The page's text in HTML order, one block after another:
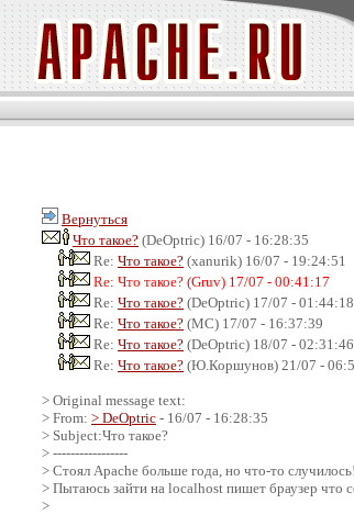
Вернуться
Что такое? (DeOptric) 16/07 - 16:28:35
Re: Что такое? (xanurik) 16/07 - 19:24:51
Re: Что такое? (Gruv) 17/07 - 00:41:17
Re: Что такое? (DeOptric) 17/07 - 01:44:18
Re: Что такое? (MC) 17/07 - 16:37:39
Re: Что такое? (DeOptric) 18/07 - 02:31:46
Re: Что такое? (Ю.Коршунов) 21/07 -
> Original message text:
> From: > DeOptric - 16/07 - 16:28:35
> Subject:Что такое?
> -----------------
> Стоял Apache больше года, но что-то случилось!
> Пытаюсь зайти на localhost пишет браузер что
>